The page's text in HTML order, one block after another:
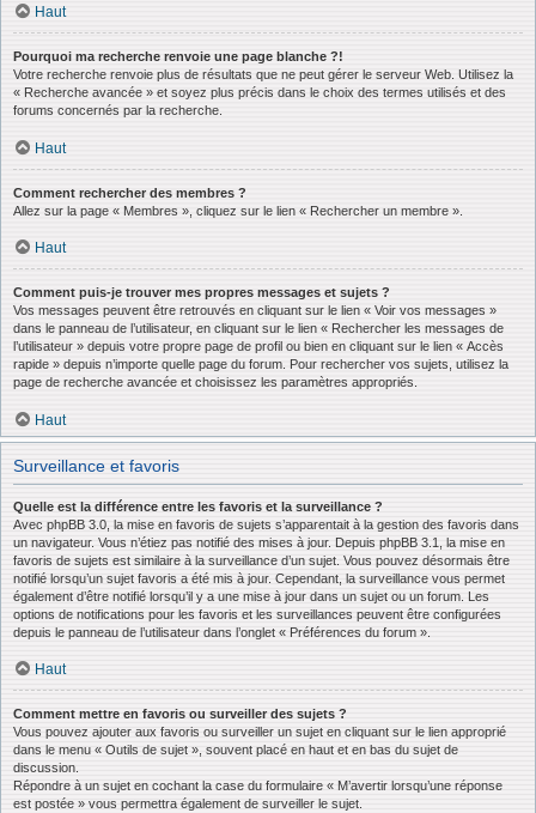
Haut
Pourquoi ma recherche renvoie une page blanche ?!
Votre recherche renvoie plus de résultats que ne peut gérer le serveur Web. Utilisez la
« Recherche avancée » et soyez plus précis dans le choix des termes utilisés et des
forums concernés par la recherche.
Haut
Comment rechercher des membres ?
Allez sur la page « Membres », cliquez sur le lien « Rechercher un membre ».
Haut
Comment puis-je trouver mes propres messages et sujets ?
Vos messages peuvent être retrouvés en cliquant sur le lien « Voir vos messages »
dans le panneau de l’utilisateur, en cliquant sur le lien « Rechercher les messages de
l’utilisateur » depuis votre propre page de profil ou bien en cliquant sur le lien « Accès
rapide » depuis n’importe quelle page du forum. Pour rechercher vos sujets, utilisez la
page de recherche avancée et choisissez les paramètres appropriés.
Haut
Surveillance et favoris
Quelle est la différence entre les favoris et la surveillance ?
Avec phpBB 3.0, la mise en favoris de sujets s’apparentait à la gestion des favoris dans
un navigateur. Vous n’étiez pas notifié des mises à jour. Depuis phpBB 3.1, la mise en
favoris de sujets est similaire à la surveillance d’un sujet. Vous pouvez désormais être
notifié lorsqu’un sujet favoris a été mis à jour. Cependant, la surveillance vous permet
également d’être notifié lorsqu’il y a une mise à jour dans un sujet ou un forum. Les
options de notifications pour les favoris et les surveillances peuvent être configurées
depuis le panneau de l’utilisateur dans l’onglet « Préférences du forum ».
Haut
Comment mettre en favoris ou surveiller des sujets ?
Vous pouvez ajouter aux favoris ou surveiller un sujet en cliquant sur le lien approprié
dans le menu « Outils de sujet », souvent placé en haut et en bas du sujet de
discussion.
Répondre à un sujet en cochant la case du formulaire « M’avertir lorsqu’une réponse
est postée » vous permettra également de surveiller le sujet.